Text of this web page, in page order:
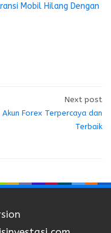
Mobil Hilang Dengan
Next post
Akun Forex Terpercaya dan
Terbaik